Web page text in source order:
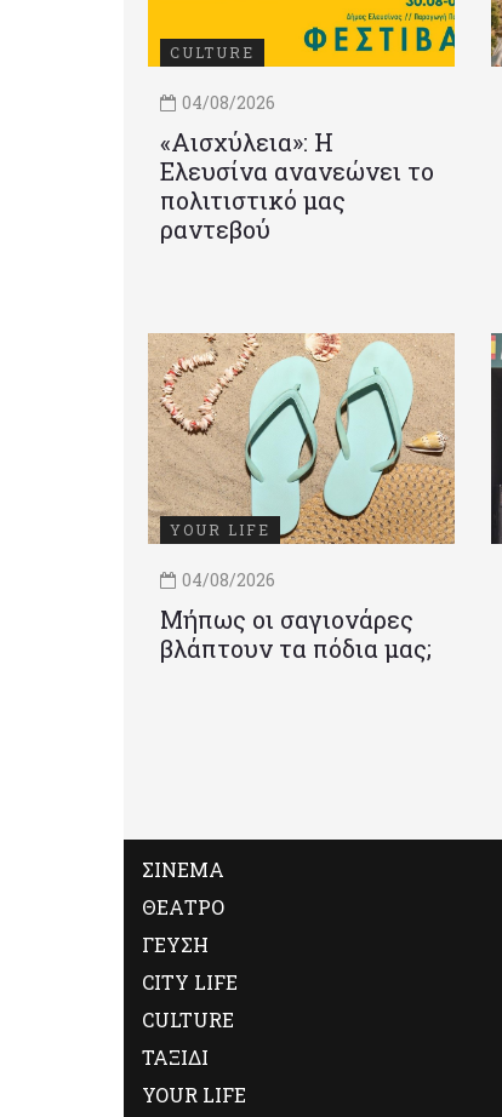
CULTURE
04/08/2026
«Αισχύλεια»: Η
Ελευσίνα ανανεώνει το
πολιτιστικό μας
ραντεβού
YOUR LIFE
04/08/2026
Μήπως οι σαγιονάρες
βλάπτουν τα πόδια μας;
ΣΙΝΕΜΑ
ΘΕΑΤΡΟ
ΓΕΥΣΗ
CITY LIFE
CULTURE
ΤΑΞΙΔΙ
YOUR LIFE